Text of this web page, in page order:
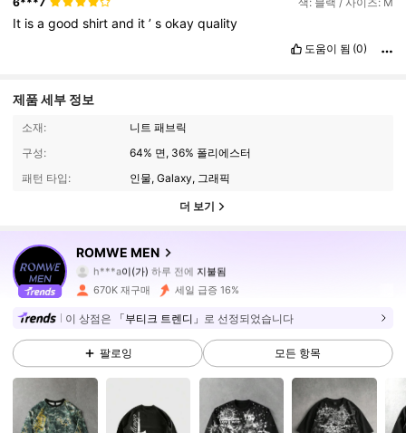
It isagoodshirtand it’sokayquality
도움이 됨 (0)
제품 세부 정보
소재:
니트 패브릭
구성:
64% 면, 36% 폴리에스터
패턴 타입:
인물, Galaxy, 그래픽
더 보기
ROMWE MEN
h***a이(가)하루 전에
J***a다음10분 전에
4.86 669K 팔로워
669K 팔로워
670K 재구매 세일 급증 16%
이 상점은 「부티크 트렌디」 로 선정되었습니다
팔로잉 모든 항목